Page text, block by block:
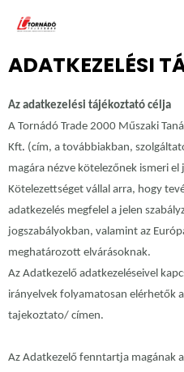
ADATKEZELÉSI
Az adatkezelési tájékoztató célja
A Tornádó Trade 2000 Műszaki
Kft. (cím, a továbbiakban,
magára nézve kötelezőnek ismeri
Kötelezettséget vállal arra, hogy
adatkezelés megfelel a jelen
jogszabályokban, valamint az
meghatározott elvárásoknak.
Az Adatkezelő adatkezeléseivel
irányelvek folyamatosan elérhetők a
tajekoztato/ címen.
Az Adatkezelő fenntartja magának